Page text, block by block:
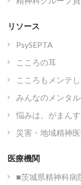
リソース
PsySEPTA
こころの耳
こころもメンテし
みんなのメンタ
悩みは、がまん
災害・地域精神
医療機関
■茨城県精神科病